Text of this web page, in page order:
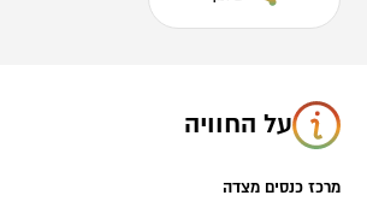
על החוויה
מרכז כנסים מצדה